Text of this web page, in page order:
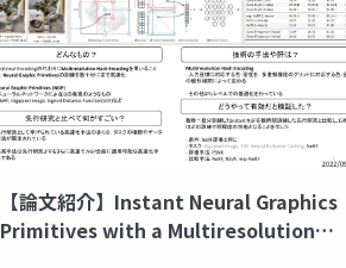
【論文紹介】Instant Neural Graphics
Primitives with a Multiresolution